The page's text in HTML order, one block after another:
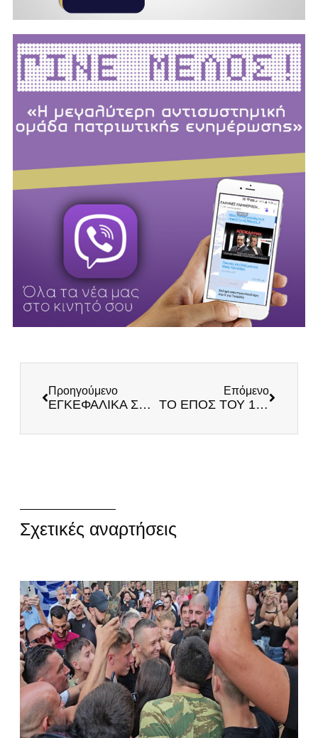
Προηγούμενο
ΕΓΚΕΦΑΛΙΚΑ ΣΤΗΝ ΕΡΤ: Παρέμβαση Κυριλίδη στην παρέλαση της Θεσσαλονίκης (Βίντεο)
Επόμενο
ΤΟ ΕΠΟΣ ΤΟΥ 1940 ΚΑΙ ΟΙ ΑΝΥΠΟΣΤΑΤΟΙ ΜΥΘΟΙ
Σχετικές αναρτήσεις